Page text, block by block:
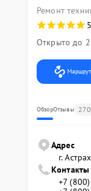
Ремонт
Открыто до
Маршрут
ОбзорОтзывы 270
Адрес
г.
Контакты
+7